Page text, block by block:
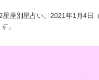
星座別星占い。2021年1月4日
。